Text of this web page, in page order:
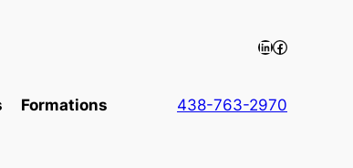
LinkedIn
https://
Formations 438-763-2970